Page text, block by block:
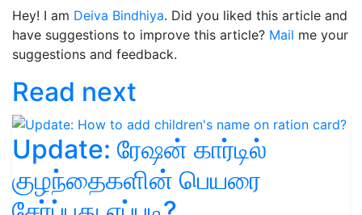
Hey! I am Deiva Bindhiya. Did you liked this article and
have suggestions to improve this article? Mail me your
suggestions and feedback.
Read next
Update: ரேஷன் கார்டில்
குழந்தைகளின் பெயரை